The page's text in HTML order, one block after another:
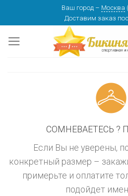
content
Ваш город – Москва (
Доставим заказ
СОМНЕВАЕТЕСЬ ?
Если Вы не уверены,
конкретный размер –
примерьте и оплатите
подойдет
изменить